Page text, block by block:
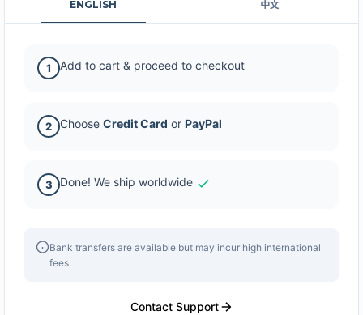
ENGLISH 中文
1 Add to cart & proceed to checkout
2 Choose Credit Card or PayPal
3 Done! We ship worldwide
Bank transfers are available but may incur high international
fees.
Contact Support